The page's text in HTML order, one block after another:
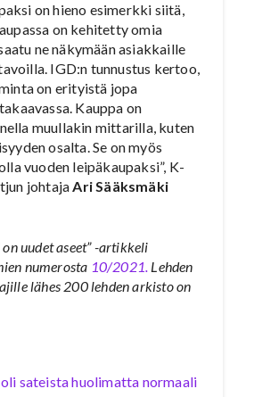
on hieno esimerkki siitä,
on kehitetty omia
ne näkymään asiakkaille
IGD:n tunnustus kertoo,
on erityistä jopa
Kauppa on
muullakin mittarilla, kuten
osalta. Se on myös
vuoden leipäkaupaksi”, K-
johtajaAri Sääksmäki
uudet aseet” -artikkeli
numerosta 10/2021. Lehden
lähes 200 lehden arkisto on
sateista huolimatta normaali